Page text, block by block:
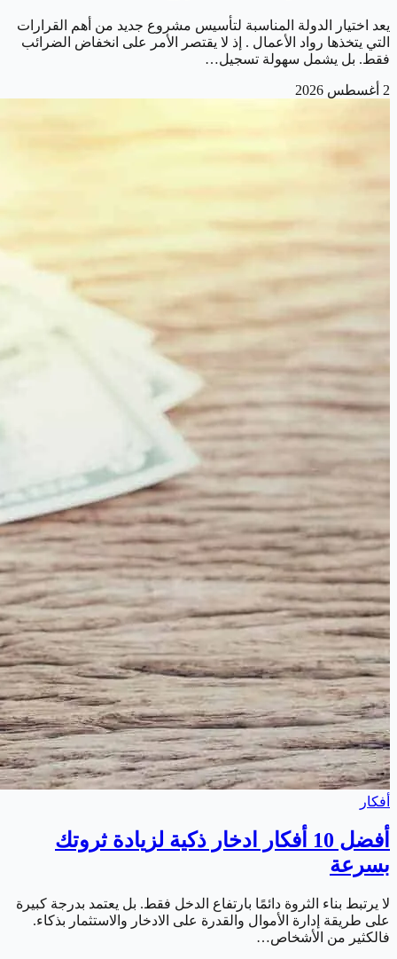
يعد اختيار الدولة المناسبة لتأسيس مشروع جديد من أهم القرارات
التي يتخذها رواد الأعمال . إذ لا يقتصر الأمر على انخفاض الضرائب
فقط. بل يشمل سهولة تسجيل…
2 أغسطس 2026
أفكار
أفضل 10 أفكار ادخار ذكية لزيادة ثروتك
بسرعة
لا يرتبط بناء الثروة دائمًا بارتفاع الدخل فقط. بل يعتمد بدرجة كبيرة
على طريقة إدارة الأموال والقدرة على الادخار والاستثمار بذكاء.
فالكثير من الأشخاص…